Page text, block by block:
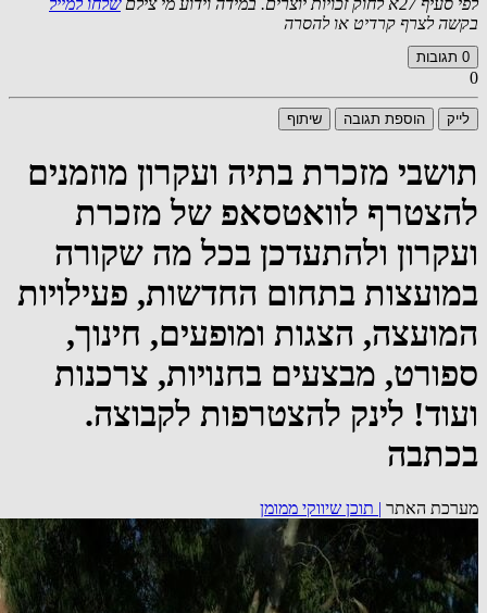
לפי סעיף 27א לחוק זכויות יוצרים. במידה וידוע מי צילם
שלחו למייל
בקשה לצרף קרדיט או להסרה
0 תגובות
0
לייק הוספת תגובה שיתוף
תושבי מזכרת בתיה ועקרון מוזמנים
להצטרף לוואטסאפ של מזכרת
ועקרון ולהתעדכן בכל מה שקורה
במועצות בתחום החדשות, פעילויות
המועצה, הצגות ומופעים, חינוך,
ספורט, מבצעים בחנויות, צרכנות
ועוד! לינק להצטרפות לקבוצה.
בכתבה
מערכת האתר | תוכן שיווקי ממומן